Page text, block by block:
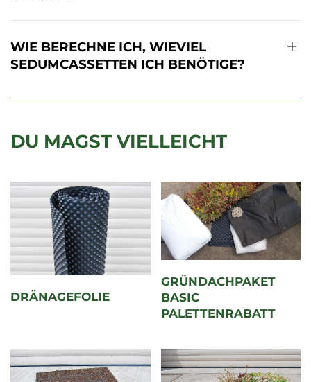
WIE BERECHNE ICH, WIEVIEL
SEDUMCASSETTEN ICH BENÖTIGE?
DU MAGST VIELLEICHT
DRÄNAGEFOLIE
GRÜNDACHPAKET
BASIC
PALETTENRABATT